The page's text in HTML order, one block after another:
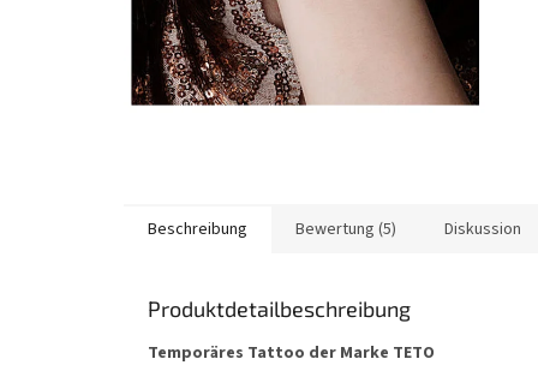
Beschreibung Bewertung (5) Diskussion
Produktdetailbeschreibung
Temporäres Tattoo der Marke TETO